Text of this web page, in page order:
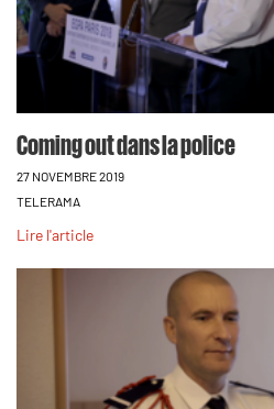
Coming out dans la police
27 NOVEMBRE 2019
TELERAMA
Lire l'article